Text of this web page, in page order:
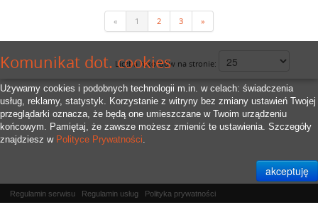
Komunikat dot. cookies
Używamy cookies i podobnych technologii m.in. w celach: świadczenia
usług, reklamy, statystyk. Korzystanie z witryny bez zmiany ustawień Twojej
przeglądarki oznacza, że będą one umieszczane w Twoim urządzeniu
końcowym. Pamiętaj, że zawsze możesz zmienić te ustawienia. Szczegóły
znajdziesz w Polityce Prywatności.
« 1 2 3 »
Liczba rekordów na stronie:
Regulamin serwisu Regulamin usług
Polityka prywatności